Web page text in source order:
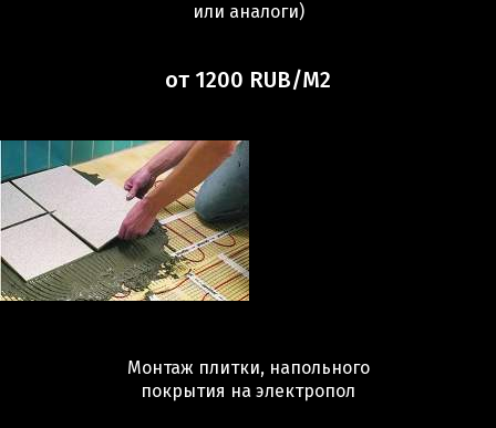
или аналоги)
от 1200 RUB/М2
Монтаж плитки, напольного
покрытия на электропол